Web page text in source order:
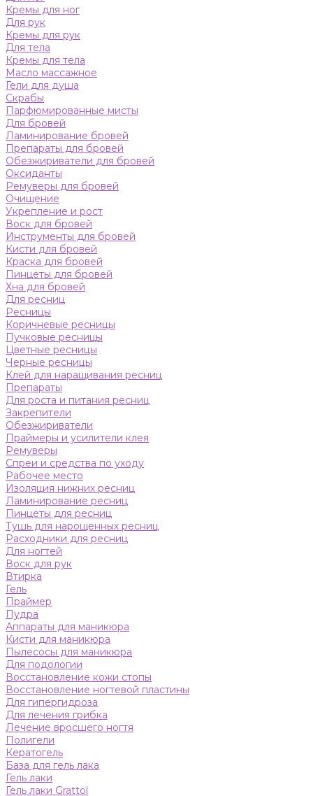
Кремы для ног
Для рук
Кремы для рук
Для тела
Кремы для тела
Масло массажное
Гели для душа
Скрабы
Парфюмированные мисты
Для бровей
Ламинирование бровей
Препараты для бровей
Обезжириватели для бровей
Оксиданты
Ремуверы для бровей
Очищение
Укрепление и рост
Воск для бровей
Инструменты для бровей
Кисти для бровей
Краска для бровей
Пинцеты для бровей
Хна для бровей
Для ресниц
Ресницы
Коричневые ресницы
Пучковые ресницы
Цветные ресницы
Черные ресницы
Клей для наращивания ресниц
Препараты
Для роста и питания ресниц
Закрепители
Обезжириватели
Праймеры и усилители клея
Ремуверы
Спреи и средства по уходу
Рабочее место
Изоляция нижних ресниц
Ламинирование ресниц
Пинцеты для ресниц
Тушь для нарощенных ресниц
Расходники для ресниц
Для ногтей
Воск для рук
Втирка
Гель
Праймер
Пудра
Аппараты для маникюра
Кисти для маникюра
Пылесосы для маникюра
Для подологии
Восстановление кожи стопы
Восстановление ногтевой пластины
Для гипергидроза
Для лечения грибка
Лечение вросшего ногтя
Полигели
Кератогель
База для гель лака
Гель лаки
Гель лаки Grattol